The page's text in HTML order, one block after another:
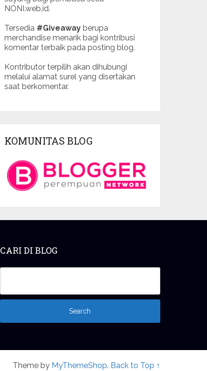
NONI.web.id.
Tersedia #Giveaway berupa
merchandise menarik bagi kontribusi
komentar terbaik pada posting blog.
Kontributor terpilih akan dihubungi
melalui alamat surel yang disertakan
saat berkomentar.
KOMUNITAS BLOG
CARI DI BLOG
Theme by MyThemeShop. Back to Top ↑